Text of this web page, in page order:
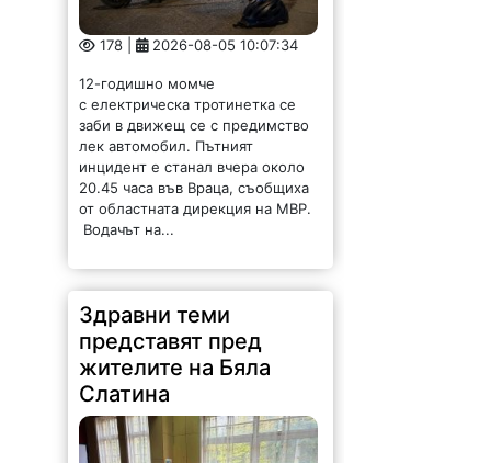
178 | 2026-08-05 10:07:34
12-годишно момче
с електрическа тротинетка се
заби в движещ се с предимство
лек автомобил. Пътният
инцидент е станал вчера около
20.45 часа във Враца, съобщиха
от областната дирекция на МВР.
Водачът на...
Здравни теми
представят пред
жителите на Бяла
Слатина